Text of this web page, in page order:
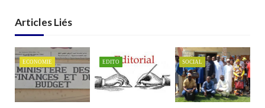
Articles Liés
ECONOMIE EDITO SOCIAL